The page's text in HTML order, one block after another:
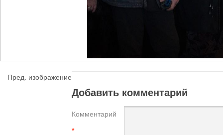
Пред. изображение
Добавить комментарий
Комментарий
*